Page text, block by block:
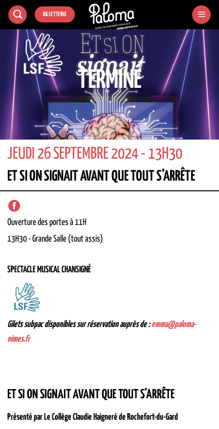
Passer
contenu
BILLETTERIE
TERMINÉ
JEUDI 26 SEPTEMBRE 2024 - 13H30
ET SI ON SIGNAIT AVANT QUE TOUT S’ARRÊTE
Ouverture des portes à 11H
13H30-Grande Salle (tout assis)
SPECTACLE MUSICAL CHANSIGNÉ
Gilets subpac disponibles sur réservation auprès de :emma@paloma-
nimes.fr
ET SI ON SIGNAIT AVANT QUE TOUT S’ARRÊTE
Présenté par Le Collège Claudie Haigneré de Rochefort-du-Gard